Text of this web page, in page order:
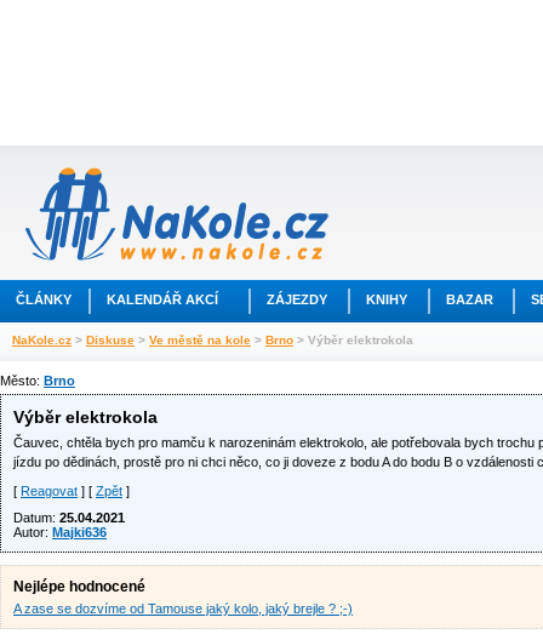
ČLÁNKY KALENDÁŘ AKCÍ ZÁJEZDY KNIHY BAZAR
NaKole.cz > Diskuse > Ve městě na kole > Brno > Výběr elektrokola
Město: Brno
Výběr elektrokola
Čauvec, chtěla bych pro mamču k narozeninám elektrokolo, ale potřebovala bych trochu
jízdu po dědinách, prostě pro ni chci něco, co ji doveze z bodu A do bodu B o vzdálenosti
[ Reagovat ] [ Zpět ]
Datum: 25.04.2021
Autor: Majki636
Nejlépe hodnocené
A zase se dozvíme od Tamouse jaký kolo, jaký brejle ? ;-)